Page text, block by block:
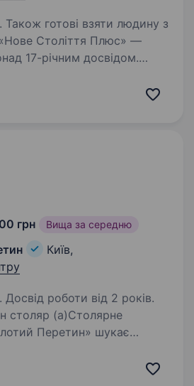
Також готові взяти людину з
17-річним досвідом.
матеріалами,
грн Вища за середню
Київ,
Досвід роботи від 2 років.
столяр (а)Столярне
Перетин» шукає
пари/бригади